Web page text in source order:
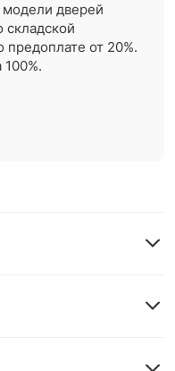
дверей
складской
от 20%.